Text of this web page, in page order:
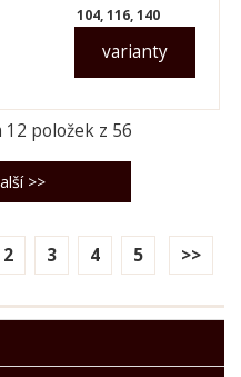
varianty
104, 116, 140
12 položek z 56
2 3 4 5 >>